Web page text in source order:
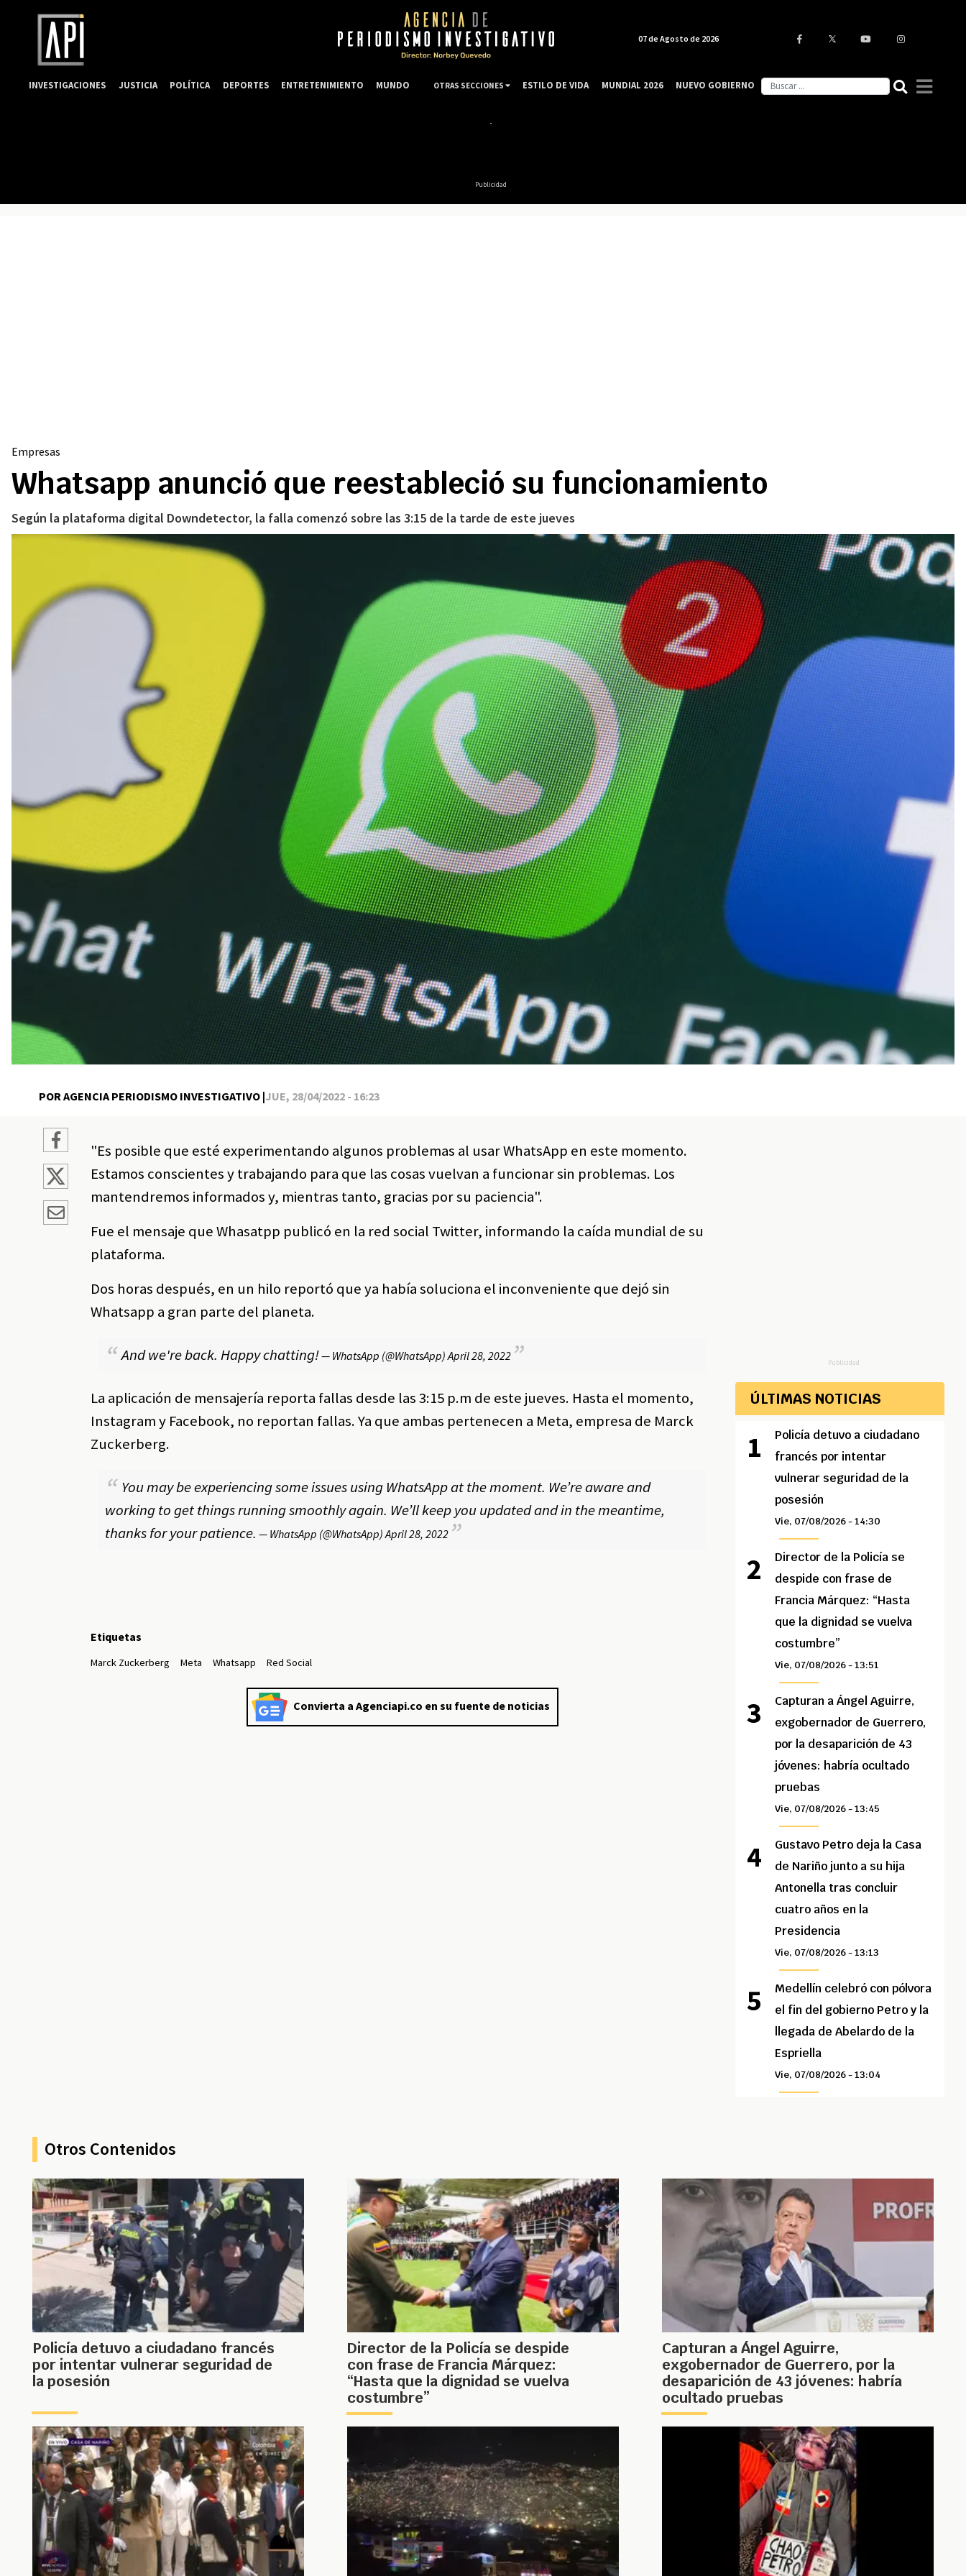
Publicidad
Empresas
Whatsapp anunció que reestableció su funcionamiento
Según la plataforma digital Downdetector, la falla comenzó sobre las 3:15 de la tarde de este jueves
POR AGENCIA PERIODISMO INVESTIGATIVO |JUE, 28/04/2022 - 16:23
"Es posible que esté experimentando algunos problemas al usar WhatsApp en este momento.
Estamos conscientes y trabajando para que las cosas vuelvan a funcionar sin problemas. Los
mantendremos informados y, mientras tanto, gracias por su paciencia".
Fue el mensaje que Whasatpp publicó en la red social Twitter, informando la caída mundial de su
plataforma.
Dos horas después, en un hilo reportó que ya había soluciona el inconveniente que dejó sin
Whatsapp a gran parte del planeta.
And we're back. Happy chatting!— WhatsApp (@WhatsApp)April 28, 2022
La aplicación de mensajería reporta fallas desde las 3:15 p.m de este jueves. Hasta el momento,
Instagram y Facebook, no reportan fallas. Ya que ambas pertenecen a Meta, empresa de Marck
Zuckerberg.
You may be experiencing some issues using WhatsApp at the moment. We’re aware and
working to get things running smoothly again. We’ll keep you updated and in the meantime,
thanks for your patience. — WhatsApp (@WhatsApp)April 28, 2022
Etiquetas
Marck Zuckerberg Meta Whatsapp Red Social
Convierta a Agenciapi.co en su fuente de noticias
Publicidad
ÚLTIMAS NOTICIAS
Policía detuvo a ciudadano
francés por intentar
vulnerar seguridad de la
posesión
Vie, 07/08/2026 - 14:30
Director de la Policía se
despide con frase de
Francia Márquez: “Hasta
que la dignidad se vuelva
costumbre”
Vie, 07/08/2026 - 13:51
Capturan a Ángel Aguirre,
exgobernador de Guerrero,
por la desaparición de 43
jóvenes: habría ocultado
pruebas
Vie, 07/08/2026 - 13:45
Gustavo Petro deja la Casa
de Nariño junto a su hija
Antonella tras concluir
cuatro años en la
Presidencia
Vie, 07/08/2026 - 13:13
Medellín celebró con pólvora
el fin del gobierno Petro y la
llegada de Abelardo de la
Espriella
Vie, 07/08/2026 - 13:04
Otros Contenidos
Policía detuvo a ciudadano francés
por intentar vulnerar seguridad de
la posesión
Director de la Policía se despide
con frase de Francia Márquez:
“Hasta que la dignidad se vuelva
costumbre”
Capturan a Ángel Aguirre,
exgobernador de Guerrero, por la
desaparición de 43 jóvenes: habría
ocultado pruebas
07 de Agosto de 2026
INVESTIGACIONES JUSTICIA POLÍTICA DEPORTES ENTRETENIMIENTO MUNDO OTRAS SECCIONES ESTILO DE VIDA MUNDIAL 2026 NUEVO GOBIERNO